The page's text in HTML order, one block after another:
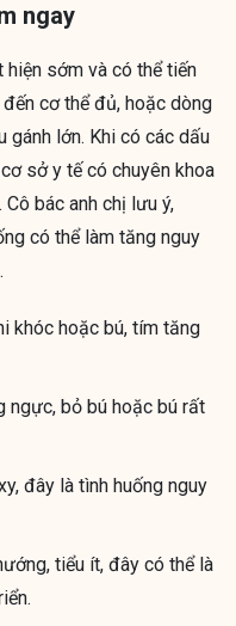
ngay
hiện sớm và có thể tiến
cơ thể đủ, hoặc dòng
lớn. Khi có các dấu
sở y tế có chuyên khoa
bác anh chị lưu ý,
có thể làm tăng nguy
khóc hoặc bú, tím tăng
ngực, bỏ bú hoặc bú rất
đây là tình huống nguy
tiểu ít, đây có thể là